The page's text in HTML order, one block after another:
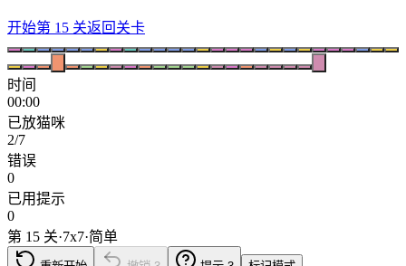
开始第 15 关返回关卡
时间
00:00
已放猫咪
2/7
错误
0
已用提示
0
第 15 关·7x7·简单